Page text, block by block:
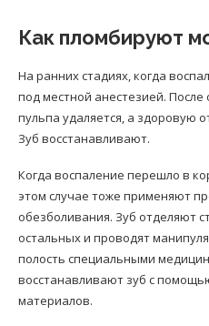
Как пломбируют
На ранних стадиях, когда
под местной анестезией.
пульпа удаляется, а здоровую
Зуб восстанавливают.
Когда воспаление перешло в
этом случае тоже применяют
обезболивания. Зуб отделяют
остальных и проводят
полость специальными
восстанавливают зуб с
материалов.